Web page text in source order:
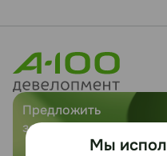
Предложить
земельный участок
Мы